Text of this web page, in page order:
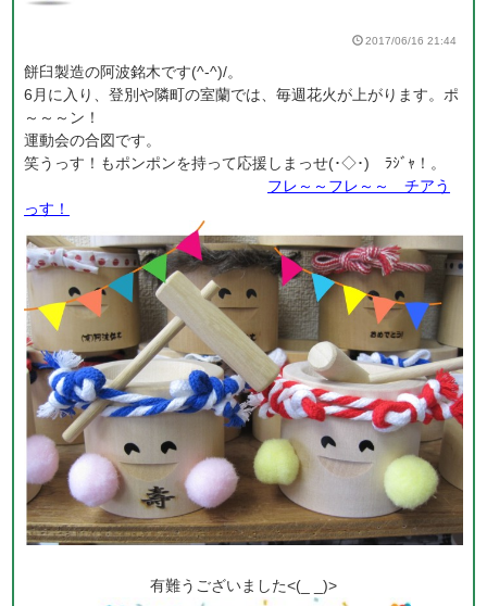
2017/06/16 21:44
餅臼製造の阿波銘木です(^-^)/。
6月に入り、登別や隣町の室蘭では、毎週花火が上がります。ポ
～～～ン！
運動会の合図です。
笑うっす！もポンポンを持って応援しまっせ(･◇･)ゞﾗｼﾞｬ！。
フレ～～フレ～～ チアう
っす！
有難うございました<(_ _)>